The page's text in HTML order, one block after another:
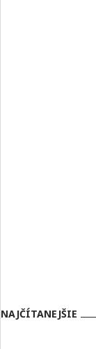
NAJČÍTANEJŠIE